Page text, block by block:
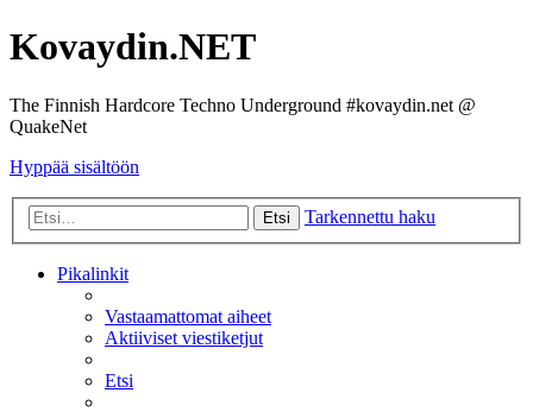
Kovaydin.NET
The Finnish Hardcore Techno Underground #kovaydin.net @
QuakeNet
Hyppää sisältöön
Etsi Tarkennettu haku
Pikalinkit
Vastaamattomat aiheet
Aktiiviset viestiketjut
Etsi